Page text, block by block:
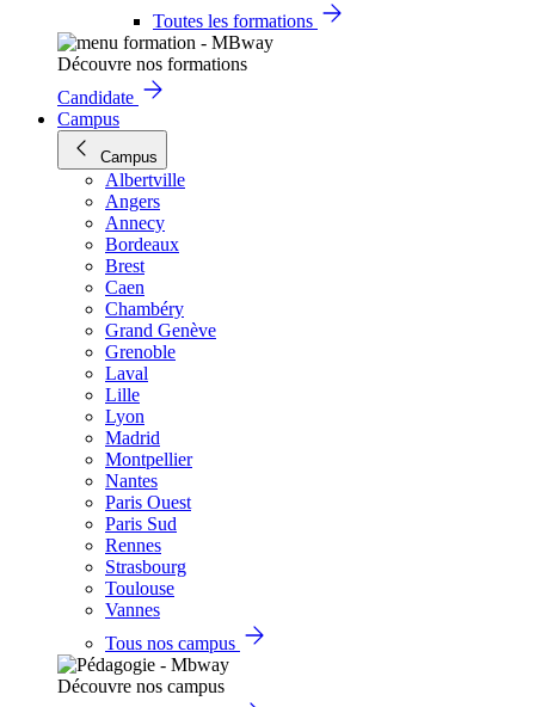
Toutes les formations
Découvre nos formations
Candidate
Campus
Campus
Albertville
Angers
Annecy
Bordeaux
Brest
Caen
Chambéry
Grand Genève
Grenoble
Laval
Lille
Lyon
Madrid
Montpellier
Nantes
Paris Ouest
Paris Sud
Rennes
Strasbourg
Toulouse
Vannes
Tous nos campus
Découvre nos campus